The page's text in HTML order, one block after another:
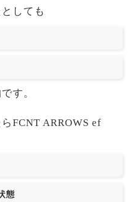
しても
す。
FCNT ARROWS ef
態